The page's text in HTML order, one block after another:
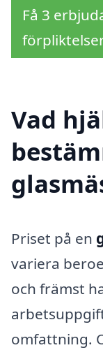
Få 3
Vad
Priset på en
variera
och främst
omfattning.